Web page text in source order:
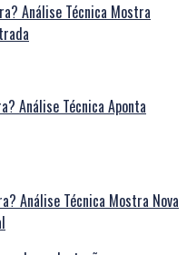
Análise Técnica Mostra
Análise Técnica Aponta
Análise Técnica Mostra Nova